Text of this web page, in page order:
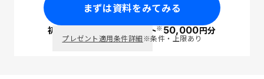
まずは資料をみてみる
初回面談で ポイント※50,000円分
プレゼント適用条件詳細※条件・上限あり